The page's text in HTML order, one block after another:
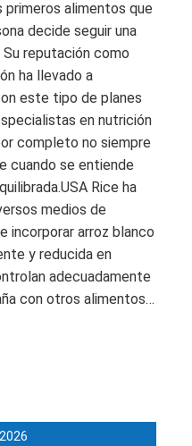
primeros alimentos que
decide seguir una
reputación como
ha llevado a
este tipo de planes
en nutrición
completo no siempre
cuando se entiende
Rice ha
medios de
incorporar arroz blanco
y reducida en
adecuadamente
con otros alimentos…
2026